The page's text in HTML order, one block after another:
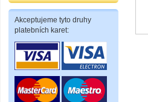
Akceptujeme tyto druhy
platebních karet: